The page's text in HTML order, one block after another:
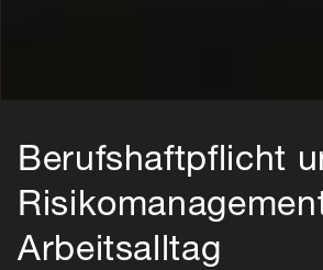
Berufshaftpflicht
Arbeitsalltag